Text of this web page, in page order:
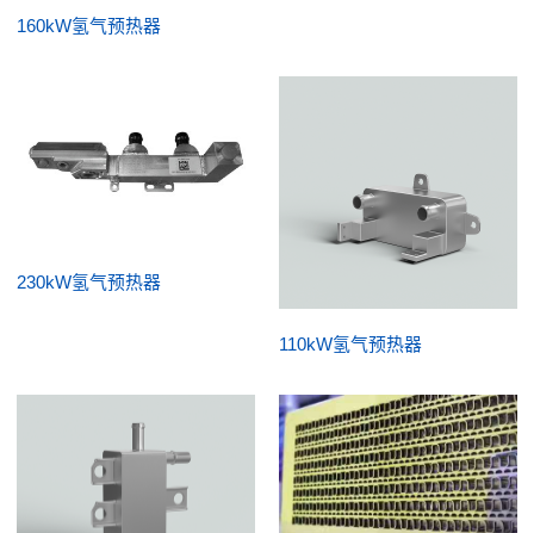
160kW氢气预热器
230kW氢气预热器
110kW氢气预热器